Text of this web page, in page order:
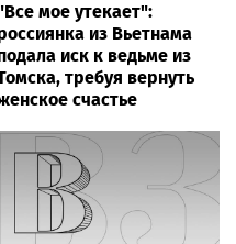
мое утекает":
из Вьетнама
иск к ведьме из
требуя вернуть
счастье